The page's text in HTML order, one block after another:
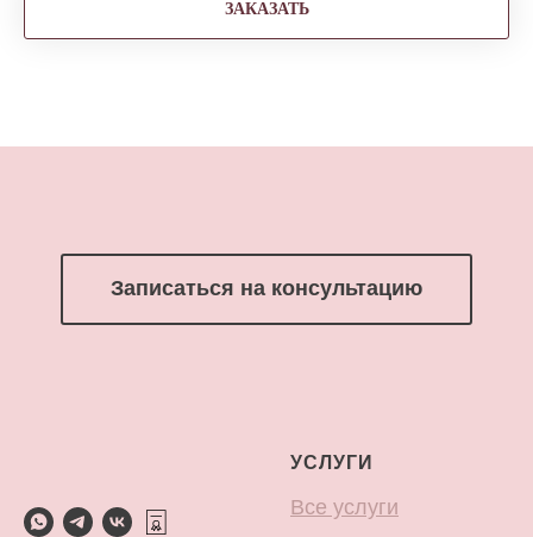
ЗАКАЗАТЬ
Записаться на консультацию
УСЛУГИ
Все услуги